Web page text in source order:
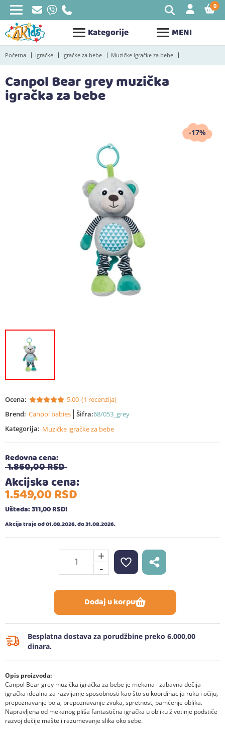
Kategorije MENI
0
Početna Igračke Igračke za bebe Muzičke igračke za bebe
Canpol Bear grey muzička
igračka za bebe
-17%
Ocena: 5.00 (1 recenzija)
Brend: Canpol babies Šifra:68/053_grey
Kategorija: Muzičke igračke za bebe
Redovna cena:
1.860,00RSD
Akcijska cena:
1.549,00RSD
Ušteda: 311,00RSD!
Akcija traje od 01.08.2026. do 31.08.2026.
+
-
Dodaj u korpu
Besplatna dostava za porudžbine preko 6.000,00
dinara.
Opis proizvoda:
Canpol Bear grey muzička igračka za bebe je mekana i zabavna dečija
igračka idealna za razvijanje sposobnosti kao što su koordinacija ruku i očiju,
prepoznavanje boja, prepoznavanje zvuka, spretnost, pamćenje oblika.
Napravljena od mekanog pliša fantastična igračka u obliku životinje podstiče
razvoj dečije mašte i razumevanje slika oko sebe.